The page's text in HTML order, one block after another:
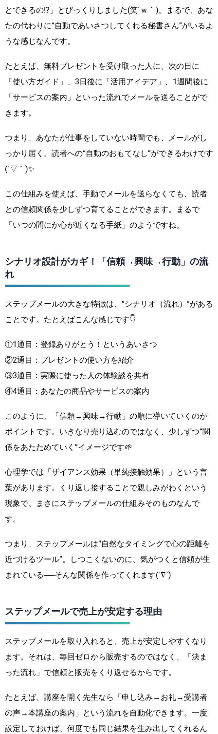
とできるの!?」とびっくりしました(笑´ｗ｀)。まるで、あな
たの代わりに“自動であいさつしてくれる秘書さん”がいるよ
うな感じなんです。
たとえば、無料プレゼントを受け取った人に、次の日に
「使い方ガイド」、3日後に「活用アイデア」、1週間後に
「サービスの案内」といった流れでメールを送ることがで
きます。
つまり、あなたが仕事をしていない時間でも、メールがし
っかり届く。読者への“自動のおもてなし”ができるわけです
(´▽｀)✨
この仕組みを使えば、手動でメールを送らなくても、読者
との信頼関係を少しずつ育てることができます。まるで
「いつの間にか心が近くなる手紙」のようですね。
シナリオ設計がカギ！「信頼→興味→行動」の流
れ
ステップメールの大きな特徴は、“シナリオ（流れ）”がある
ことです。たとえばこんな感じです👇
①1通目：登録ありがとう！というあいさつ
②2通目：プレゼントの使い方を紹介
③3通目：実際に使った人の体験談を共有
④4通目：あなたの商品やサービスの案内
このように、「信頼→興味→行動」の順に導いていくのが
ポイントです。いきなり売り込むのではなく、少しずつ“関
係をあたためていく”イメージです🌱
心理学では「ザイアンス効果（単純接触効果）」という言
葉があります。くり返し接することで親しみがわくという
現象で、まさにステップメールの仕組みそのものなんで
す。
つまり、ステップメールは“自然なタイミングで心の距離を
近づけるツール”。しつこくないのに、気がつくと信頼が生
まれている──そんな関係を作ってくれます(´∇`)
ステップメールで売上が安定する理由
ステップメールを取り入れると、売上が安定しやすくなり
ます。それは、毎回ゼロから販売するのではなく、「決ま
った流れ」で信頼と販売をくり返せるからです。
たとえば、講座を開く先生なら「申し込み→お礼→受講者
の声→本講座の案内」という流れを自動化できます。一度
設定しておけば、何度でも同じ結果を生み出してくれるん